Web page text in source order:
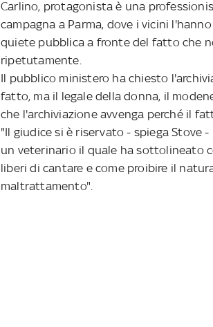
Carlino, protagonista è una
campagna a Parma, dove i vicini
quiete pubblica a fronte del fatto che
ripetutamente.
Il pubblico ministero ha chiesto
fatto, ma il legale della donna, il
che l'archiviazione avvenga perché il
"Il giudice si è riservato - spiega
un veterinario il quale ha sottolineato
liberi di cantare e come proibire il
maltrattamento".